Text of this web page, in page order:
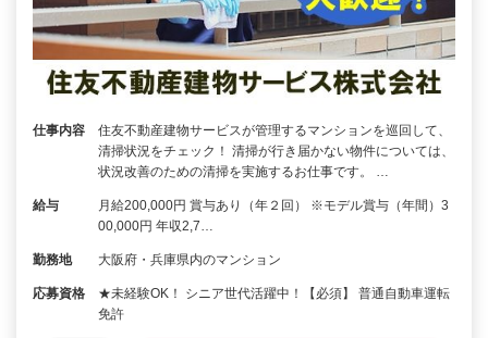
仕事内容
住友不動産建物サービスが管理するマンションを巡回して、
清掃状況をチェック！ 清掃が行き届かない物件については、
状況改善のための清掃を実施するお仕事です。 …
給与
月給200,000円 賞与あり（年２回） ※モデル賞与（年間）3
00,000円 年収2,7…
勤務地 大阪府・兵庫県内のマンション
応募資格
★未経験OK！ シニア世代活躍中！【必須】 普通自動車運転
免許